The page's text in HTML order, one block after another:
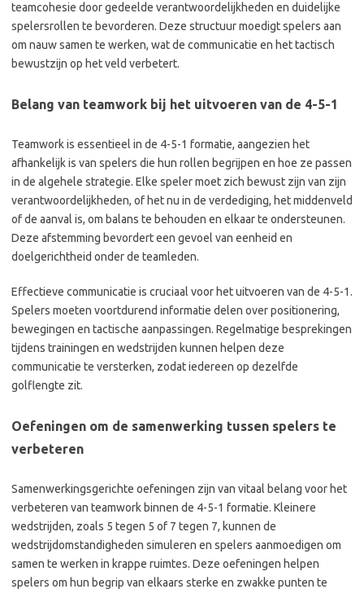
teamcohesie door gedeelde verantwoordelijkheden en duidelijke
spelersrollen te bevorderen. Deze structuur moedigt spelers aan
om nauw samen te werken, wat de communicatie en het tactisch
bewustzijn op het veld verbetert.
Belang van teamwork bij het uitvoeren van de 4-5-1
Teamwork is essentieel in de 4-5-1 formatie, aangezien het
afhankelijk is van spelers die hun rollen begrijpen en hoe ze passen
in de algehele strategie. Elke speler moet zich bewust zijn van zijn
verantwoordelijkheden, of het nu in de verdediging, het middenveld
of de aanval is, om balans te behouden en elkaar te ondersteunen.
Deze afstemming bevordert een gevoel van eenheid en
doelgerichtheid onder de teamleden.
Effectieve communicatie is cruciaal voor het uitvoeren van de 4-5-1.
Spelers moeten voortdurend informatie delen over positionering,
bewegingen en tactische aanpassingen. Regelmatige besprekingen
tijdens trainingen en wedstrijden kunnen helpen deze
communicatie te versterken, zodat iedereen op dezelfde
golflengte zit.
Oefeningen om de samenwerking tussen spelers te
verbeteren
Samenwerkingsgerichte oefeningen zijn van vitaal belang voor het
verbeteren van teamwork binnen de 4-5-1 formatie. Kleinere
wedstrijden, zoals 5 tegen 5 of 7 tegen 7, kunnen de
wedstrijdomstandigheden simuleren en spelers aanmoedigen om
samen te werken in krappe ruimtes. Deze oefeningen helpen
spelers om hun begrip van elkaars sterke en zwakke punten te